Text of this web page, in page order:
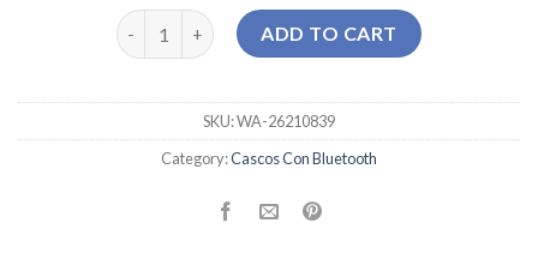
cascos con bluetooth quantity
ADD TO CART
SKU:WA-26210839
Category:Cascos Con Bluetooth